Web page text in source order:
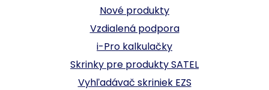
Nové produkty
Vzdialená podpora
i-Pro kalkulačky
Skrinky pre produkty SATEL
Vyhľadávač skriniek EZS